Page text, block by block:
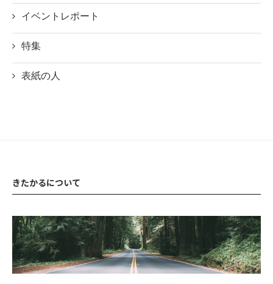
イベントレポート
特集
表紙の人
きたかるについて